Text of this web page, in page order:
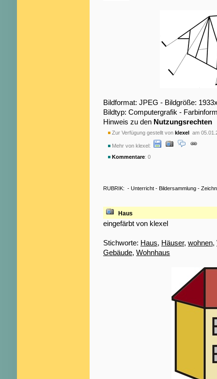
Bildformat: JPEG - Bildgröße:
Bildtyp: Computergrafik -
Hinweis zu den Nutzungsrechten
Zur Verfügung gestellt von klexel am
Mehr von klexel:
Kommentare: 0
RUBRIK: - Unterricht - Bildersammlung -
Haus
eingefärbt von klexel
Stichworte: Haus, Häuser, wohnen,
Gebäude, Wohnhaus